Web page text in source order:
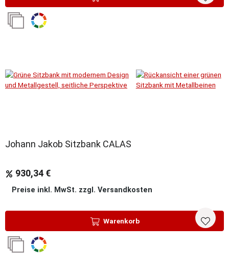
Johann Jakob Sitzbank CALAS
930,34 €
Preise inkl. MwSt. zzgl. Versandkosten
Warenkorb